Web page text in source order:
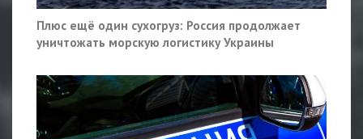
Плюс ещё один сухогруз: Россия продолжает
уничтожать морскую логистику Украины